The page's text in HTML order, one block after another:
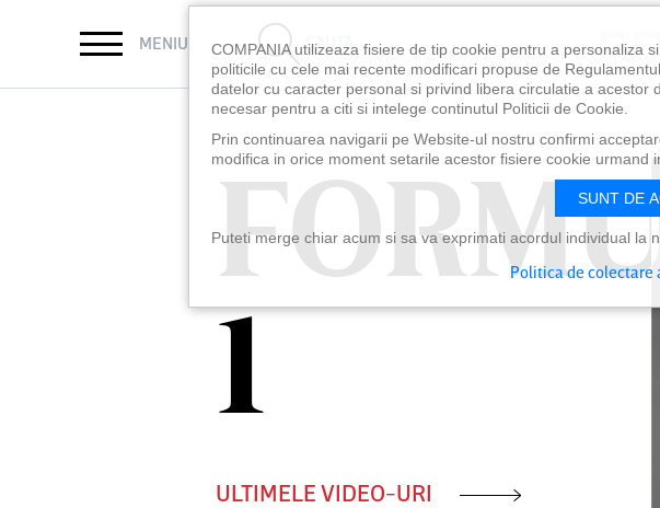
MENIU CAUTĂ
1
1
ULTIMELE VIDEO-URI
COMPANIA utilizeaza fisiere de tip cookie pentru a personaliza
politicile cu cele mai recente modificari propuse de
datelor cu caracter personal si privind libera circulatie a
necesar pentru a citi si intelege continutul Politicii de Cookie.
Prin continuarea navigarii pe Website-ul nostru confirmi
modifica in orice moment setarile acestor fisiere cookie urmand
SUNT DE
Puteti merge chiar acum si sa va exprimati acordul individual la
Politica de colectare